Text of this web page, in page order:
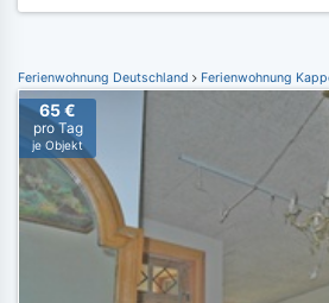
Ferienwohnung Deutschland Ferienwohnung
65 €
pro Tag
je Objekt